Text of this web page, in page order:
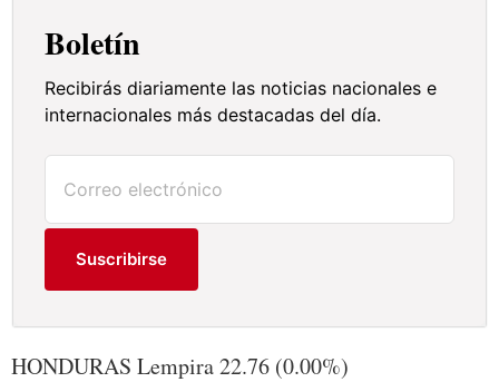
Boletín
Recibirás diariamente las noticias nacionales e
internacionales más destacadas del día.
Suscribirse
HONDURAS Lempira 22.76 (0.00%)